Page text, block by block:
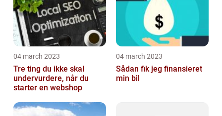
04 march 2023
Tre ting du ikke skal
undervurdere, når du
starter en webshop
04 march 2023
Sådan fik jeg finansieret
min bil